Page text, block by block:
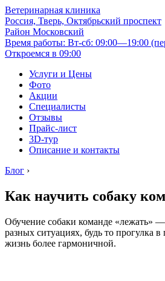
Ветеринарная клиника
Россия, Тверь, Октябрьский проспект
Район Московский
Время работы: Вт-сб: 09:00—19:00
Откроемся в 09:00
Услуги и Цены
Фото
Акции
Специалисты
Отзывы
Прайс-лист
3D-тур
Описание и контакты
Блог ›
Как научить собаку
Обучение собаки команде «лежать»
разных ситуациях, будь то прогулка
жизнь более гармоничной.